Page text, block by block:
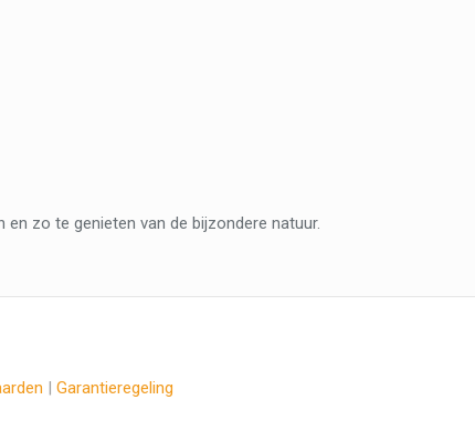
zo te genieten van de bijzondere natuur.
| Garantieregeling